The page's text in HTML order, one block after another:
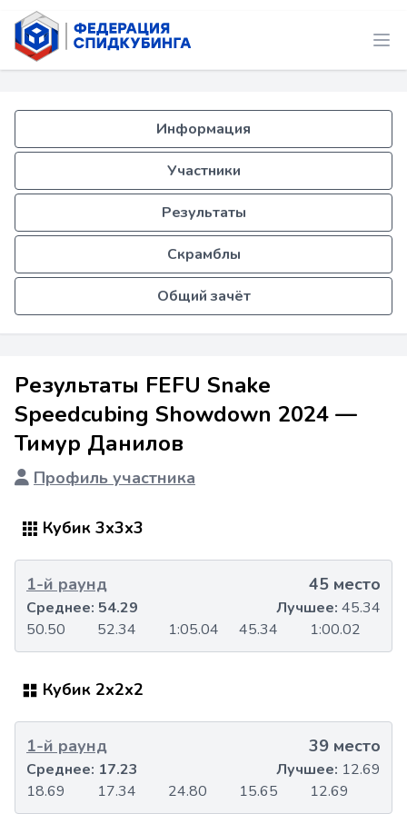
Информация
Участники
Результаты
Скрамблы
Общий зачёт
Результаты FEFU Snake
Speedcubing Showdown 2024 —
Тимур Данилов
Профиль участника
Кубик 3x3x3
1-й раунд 45 место
50.50 52.34 1:05.04 45.34 1:00.02
Среднее: 54.29 Лучшее: 45.34
Кубик 2x2x2
1-й раунд 39 место
18.69 17.34 24.80 15.65 12.69
Среднее: 17.23 Лучшее: 12.69